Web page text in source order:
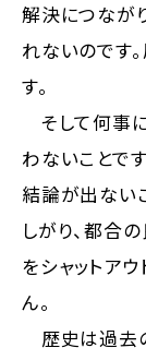
解決につなが
れないのです
す。
そして何事
わないことで
結論が出ない
しがり、都合
をシャットア
ん。
歴史は過去